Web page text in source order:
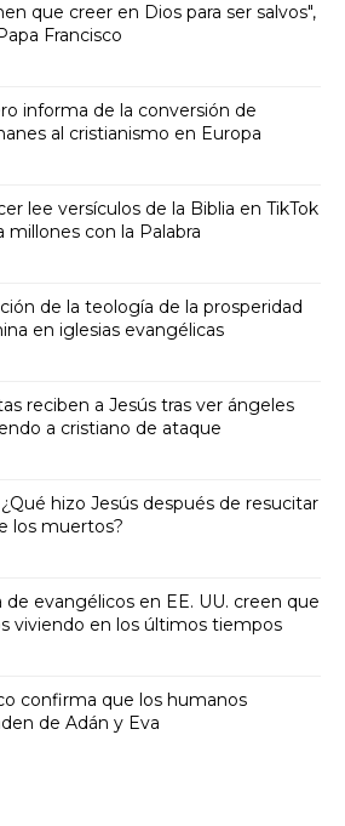
que creer en Dios para ser salvos",
Francisco
informa de la conversión de
al cristianismo en Europa
lee versículos de la Biblia en TikTok
millones con la Palabra
de la teología de la prosperidad
en iglesias evangélicas
reciben a Jesús tras ver ángeles
a cristiano de ataque
hizo Jesús después de resucitar
los muertos?
de evangélicos en EE. UU. creen que
viviendo en los últimos tiempos
confirma que los humanos
de Adán y Eva